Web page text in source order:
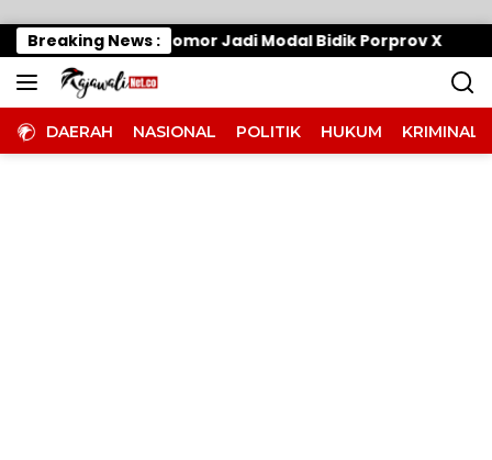
Breaking News :
Mesin, 7 Nomor Jadi Modal Bidik Porprov X
DAERAH NASIONAL POLITIK HUKUM KRIMINAL